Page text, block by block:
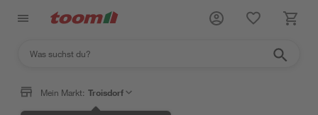
Mein Markt: Troisdorf